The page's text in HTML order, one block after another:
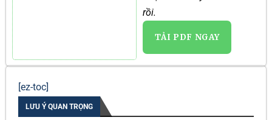
rồi.
TẢI PDF NGAY
[ez-toc]
LƯU Ý QUAN TRỌNG